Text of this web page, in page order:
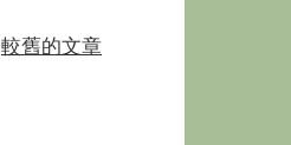
較舊的文章